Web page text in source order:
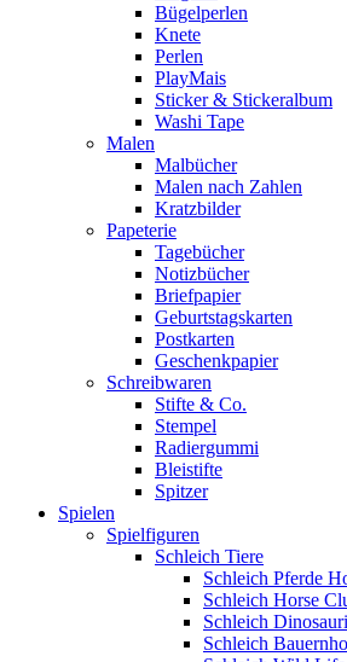
Bügelperlen
Knete
Perlen
PlayMais
Sticker & Stickeralbum
Washi Tape
Malen
Malbücher
Malen nach Zahlen
Kratzbilder
Papeterie
Tagebücher
Notizbücher
Briefpapier
Geburtstagskarten
Postkarten
Geschenkpapier
Schreibwaren
Stifte & Co.
Stempel
Radiergummi
Bleistifte
Spitzer
Spielen
Spielfiguren
Schleich Tiere
Schleich Pferde
Schleich Horse
Schleich
Schleich